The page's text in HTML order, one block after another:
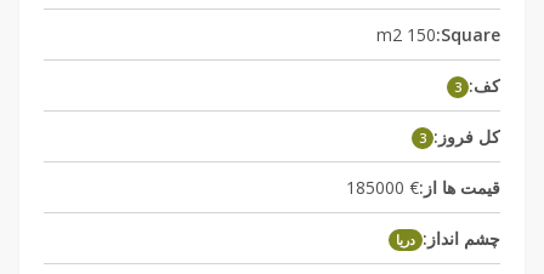
Square:
150 m2
کف: 3
کل فروز: 3
قیمت ها از:€ 185000
چشم انداز: دریا